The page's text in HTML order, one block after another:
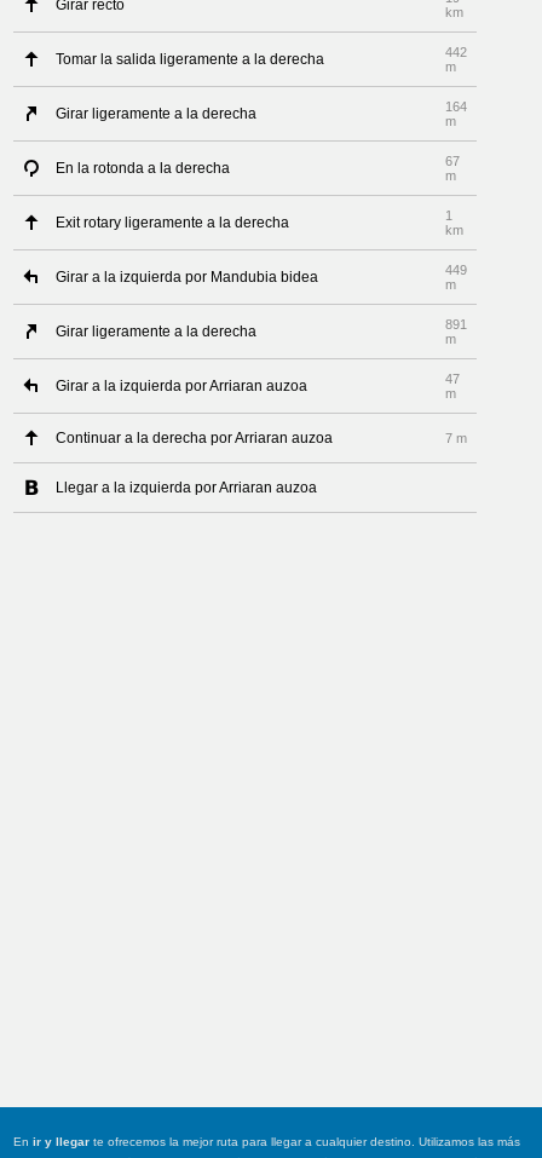
Girar recto
km
Tomar la salida ligeramente a la derecha
442
m
Girar ligeramente a la derecha
164
m
En la rotonda a la derecha
67
m
Exit rotary ligeramente a la derecha
1
km
Girar a la izquierda por Mandubia bidea
449
m
Girar ligeramente a la derecha
891
m
Girar a la izquierda por Arriaran auzoa
47
m
Continuar a la derecha por Arriaran auzoa 7 m
Llegar a la izquierda por Arriaran auzoa
Enir y llegar te ofrecemos la mejor ruta para llegar a cualquier destino. Utilizamos las más